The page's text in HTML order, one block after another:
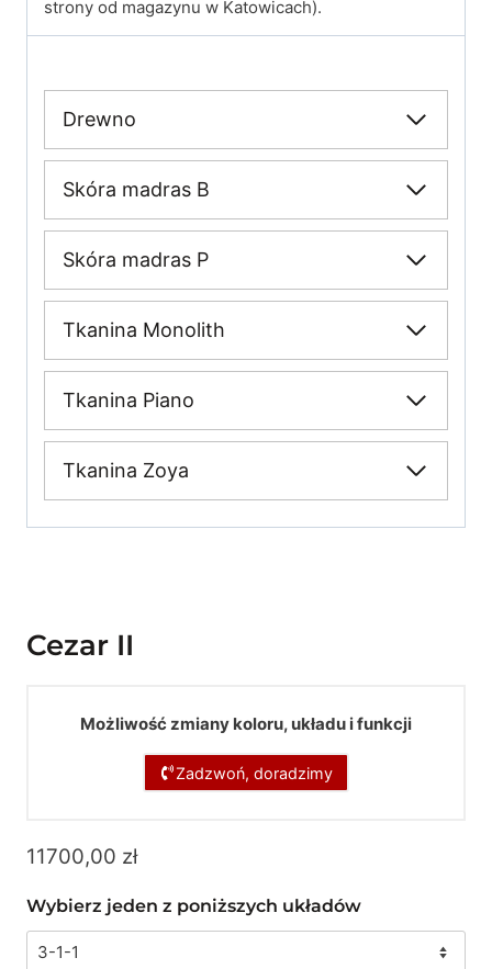
strony od magazynu w Katowicach).
Drewno
Skóra madras B
Skóra madras P
Tkanina Monolith
Tkanina Piano
Tkanina Zoya
Cezar II
Możliwość zmiany koloru, układu i funkcji
Zadzwoń, doradzimy
11700,00 zł
Wybierz jeden z poniższych układów